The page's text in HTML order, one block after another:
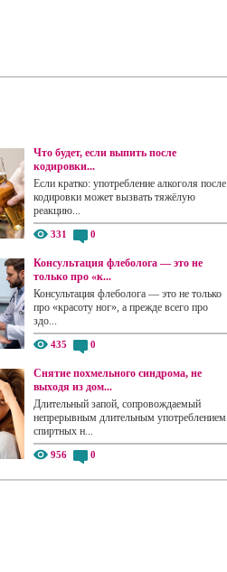
Что будет, если выпить после
кодировки...
Если кратко: употребление алкоголя после
кодировки может вызвать тяжёлую
реакцию...
331 0
Консультация флеболога — это не
только про «к...
Консультация флеболога — это не только
про «красоту ног», а прежде всего про
здо...
435 0
Снятие похмельного синдрома, не
выходя из дом...
Длительный запой, сопровождаемый
непрерывным длительным употреблением
спиртных н...
956 0